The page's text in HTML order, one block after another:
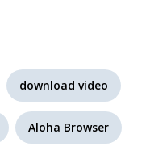
download video
Aloha Browser